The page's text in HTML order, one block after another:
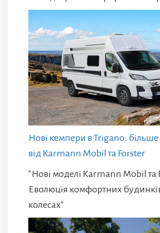
Нові кемпери в Trigano:
від Karmann Mobil та Forster
"Нові моделі Karmann Mobil та
Еволюція комфортних
колесах"